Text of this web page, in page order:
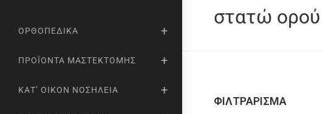
ΟΡΘΟΠΕΔΙΚΆ
ΠΡΟΪΌΝΤΑ ΜΑΣΤΕΚΤΟΜΉΣ
ΚΑΤ’ ΟΊΚΟΝ ΝΟΣΗΛΕΊΑ
στατώ ορού
ΦΙΛΤΡΑΡΙΣΜΑ